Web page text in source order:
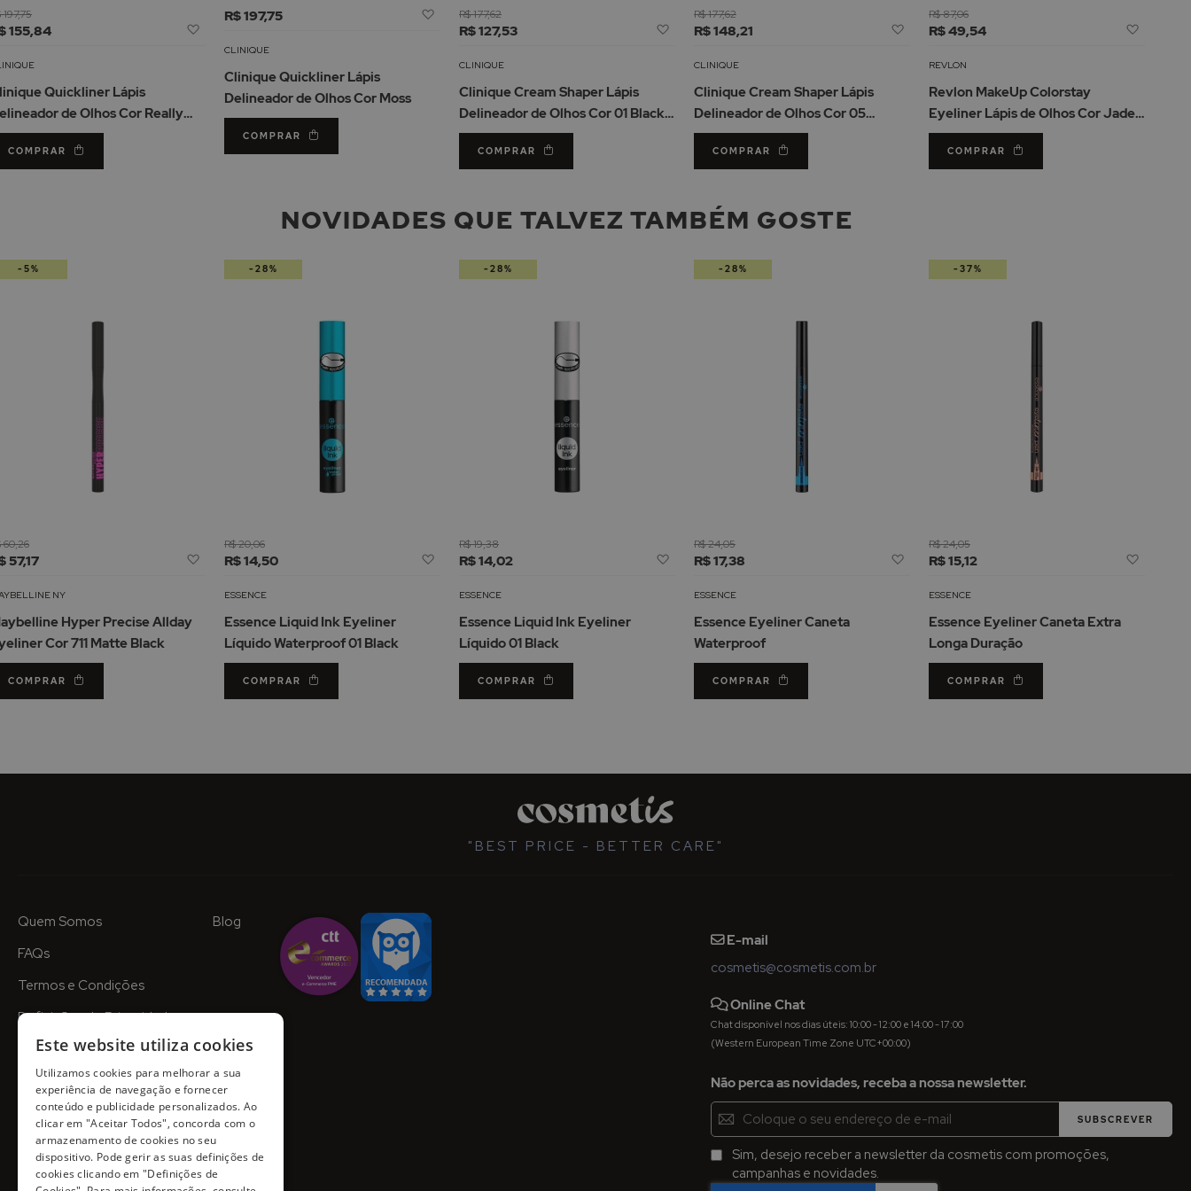
155,84
197,75
Desejos
Quickliner Lápis
de Olhos Cor Really
COMPRAR
R$ 197,75
Adicionar
Desejos
CLINIQUE
Clinique Quickliner Lápis
Delineador de Olhos Cor Moss
COMPRAR
R$ 127,53
R$ 177,62
Adicionar
Lista
Desejos
CLINIQUE
Clinique Cream Shaper Lápis
Delineador de Olhos Cor 01 Black
Diamond 1.2gr
COMPRAR
R$ 148,21
R$ 177,62
Adicionar
Lista
Desejos
CLINIQUE
Clinique Cream Shaper Lápis
Delineador de Olhos Cor 05
Chocolate Lustre 1.2gr
COMPRAR
R$ 49,54
R$ 87,06
REVLON
Revlon MakeUp Colorstay
Eyeliner Lápis de Olhos Cor Jade
0.28gr
COMPRAR
NOVIDADES QUE TALVEZ TAMBÉM GOSTE
57,17
60,26
Adicionar
Lista
Desejos
NY
Hyper Precise Allday
Cor 711 Matte Black
COMPRAR
-5%
R$ 14,50
R$ 20,06
Adicionar
Lista
Desejos
ESSENCE
Essence Liquid Ink Eyeliner
Líquido Waterproof 01 Black
COMPRAR
-28%
R$ 14,02
R$ 19,38
Adicionar
Lista
Desejos
ESSENCE
Essence Liquid Ink Eyeliner
Líquido 01 Black
COMPRAR
-28%
R$ 17,38
R$ 24,05
Adicionar
Lista
Desejos
ESSENCE
Essence Eyeliner Caneta
Waterproof
COMPRAR
-28%
R$ 15,12
R$ 24,05
ESSENCE
Essence Eyeliner Caneta Extra
Longa Duração
COMPRAR
-37%
"BEST PRICE - BETTER CARE"
Quem Somos
FAQs
Termos e Condições
Definições de Privacidade
Blog
E-mail
cosmetis@cosmetis.com.br
Online Chat
Chat disponível nos dias úteis: 10:00 - 12:00 e 14:00 - 17:00
(Western European Time Zone UTC+00:00)
Não perca as novidades, receba a nossa newsletter.
Inscreva-
se
na
Newsletter:
SUBSCREVER
Sim, desejo receber a newsletter da cosmetis com promoções,
campanhas e novidades.
Este website utiliza cookies
Utilizamos cookies para melhorar a sua
experiência de navegação e fornecer
conteúdo e publicidade personalizados. Ao
clicar em "Aceitar Todos", concorda com o
armazenamento de cookies no seu
dispositivo. Pode gerir as suas definições de
cookies clicando em "Definições de